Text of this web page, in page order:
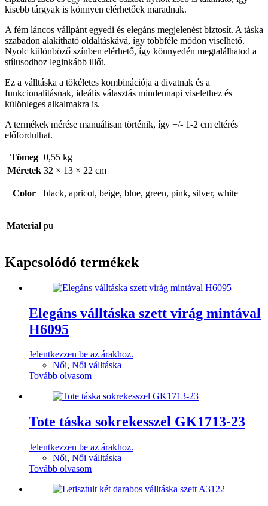
kisebb tárgyak is könnyen elérhetőek maradnak.
A fém láncos vállpánt egyedi és elegáns megjelenést biztosít. A táska
szabadon alakítható oldaltáskává, így többféle módon viselhető.
Nyolc különböző színben elérhető, így könnyedén megtalálhatod a
stílusodhoz leginkább illőt.
Ez a válltáska a tökéletes kombinációja a divatnak és a
funkcionalitásnak, ideális választás mindennapi viselethez és
különleges alkalmakra is.
A termékek mérése manuálisan történik, így +/- 1-2 cm eltérés
előfordulhat.
Tömeg 0,55 kg
Méretek 32 × 13 × 22 cm
Color black, apricot, beige, blue, green, pink, silver, white
Material pu
Kapcsolódó termékek
Elegáns válltáska szett virág mintával
H6095
Jelentkezzen be az árakhoz.
Női, Női válltáska
Tovább olvasom
Tote táska sokrekesszel GK1713-23
Jelentkezzen be az árakhoz.
Női, Női válltáska
Tovább olvasom